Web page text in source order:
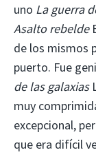
uno La guerra
Asalto rebelde
de los mismos
puerto. Fue
de las galaxias
muy
excepcional,
que era difícil